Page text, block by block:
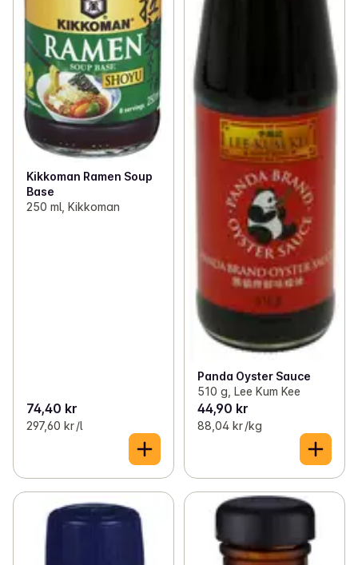
Kikkoman Ramen Soup
Base
250 ml, Kikkoman
74,40 kr
297,60 kr /l
Panda Oyster Sauce
510 g, Lee Kum Kee
44,90 kr
88,04 kr /kg